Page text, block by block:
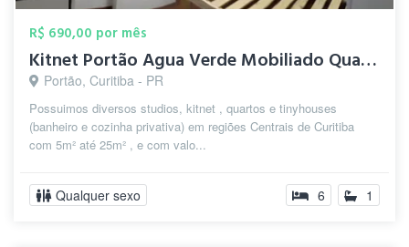
R$ 690,00 por mês
Kitnet Portão Agua Verde Mobiliado Quart...
Portão, Curitiba - PR
Possuimos diversos studios, kitnet , quartos e tinyhouses
(banheiro e cozinha privativa) em regiões Centrais de Curitiba
com 5m² até 25m² , e com valo...
Qualquer sexo 6 1